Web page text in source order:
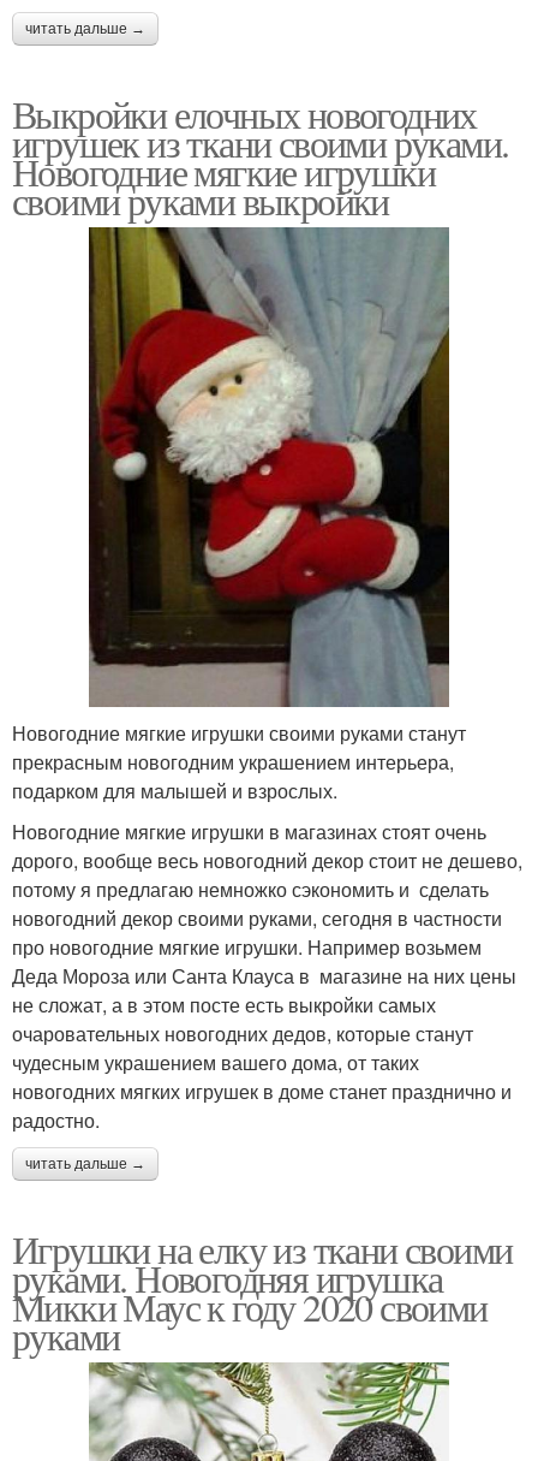
читать дальше →
Выкройки елочных новогодних
игрушек из ткани своими руками.
Новогодние мягкие игрушки
своими руками выкройки
Новогодние мягкие игрушки своими руками станут
прекрасным новогодним украшением интерьера,
подарком для малышей и взрослых.
Новогодние мягкие игрушки в магазинах стоят очень
дорого, вообще весь новогодний декор стоит не дешево,
потому я предлагаю немножко сэкономить и сделать
новогодний декор своими руками, сегодня в частности
про новогодние мягкие игрушки. Например возьмем
Деда Мороза или Санта Клауса в магазине на них цены
не сложат, а в этом посте есть выкройки самых
очаровательных новогодних дедов, которые станут
чудесным украшением вашего дома, от таких
новогодних мягких игрушек в доме станет празднично и
радостно.
читать дальше →
Игрушки на елку из ткани своими
руками. Новогодняя игрушка
Микки Маус к году 2020 своими
руками